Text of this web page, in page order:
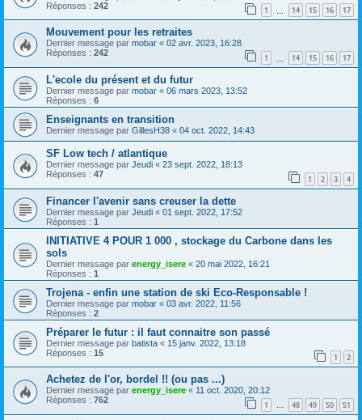
Réponses : 242 1 14 15 16 17
Mouvement pour les retraites
Dernier message par mobar « 02 avr. 2023, 16:28
Réponses : 242 1 14 15 16 17
L'ecole du présent et du futur
Dernier message par mobar « 06 mars 2023, 13:52
Réponses : 6
Enseignants en transition
Dernier message par GillesH38 « 04 oct. 2022, 14:43
SF Low tech / atlantique
Dernier message par Jeudi « 23 sept. 2022, 18:13
Réponses : 47 1 2 3 4
Financer l'avenir sans creuser la dette
Dernier message par Jeudi « 01 sept. 2022, 17:52
Réponses : 1
INITIATIVE 4 POUR 1 000 , stockage du Carbone dans les
sols
Dernier message par energy_isere « 20 mai 2022, 16:21
Réponses : 1
Trojena - enfin une station de ski Eco-Responsable !
Dernier message par mobar « 03 avr. 2022, 11:56
Réponses : 2
Préparer le futur : il faut connaitre son passé
Dernier message par batista « 15 janv. 2022, 13:18
Réponses : 15 1 2
Achetez de l'or, bordel !! (ou pas ...)
Dernier message par energy_isere « 11 oct. 2020, 20:12
Réponses : 762 1 … 48 49 50 51